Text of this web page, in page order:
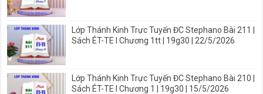
Lớp Thánh Kinh Trực Tuyến ĐC Stephano Bài 211 |
Sách ÉT-TE I Chương 1tt | 19g30 | 22/5/2026
Lớp Thánh Kinh Trực Tuyến ĐC Stephano Bài 210 |
Sách ÉT-TE I Chương 1 | 19g30 | 15/5/2026